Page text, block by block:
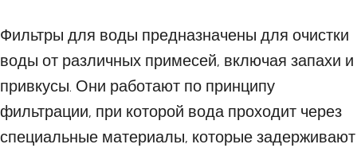
Фильтры для воды предназначены для очистки
воды от различных примесей, включая запахи и
привкусы. Они работают по принципу
фильтрации, при которой вода проходит через
специальные материалы, которые задерживают